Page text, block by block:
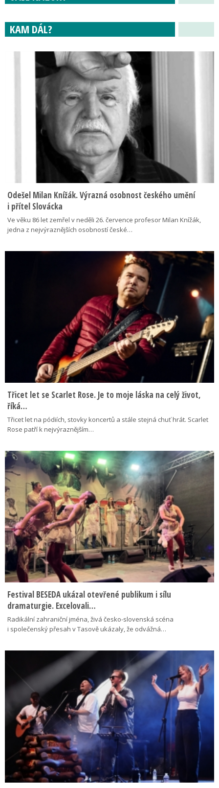
KAM DÁL?
Odešel Milan Knížák. Výrazná osobnost českého umění
i přítel Slovácka
Ve věku 86 let zemřel v neděli 26. července profesor Milan Knížák,
jedna z nejvýraznějších osobností české…
Třicet let se Scarlet Rose. Je to moje láska na celý život,
říká…
Třicet let na pódiích, stovky koncertů a stále stejná chuť hrát. Scarlet
Rose patří k nejvýraznějším…
Festival BESEDA ukázal otevřené publikum i sílu
dramaturgie. Excelovali…
Radikální zahraniční jména, živá česko-slovenská scéna
i společenský přesah v Tasově ukázaly, že odvážná…